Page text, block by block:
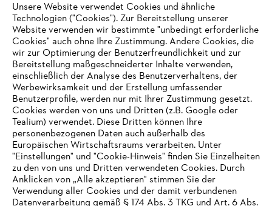
#STIHL
Unternehmen
Häufig gestellte Fragen
Unsere Website verwendet Cookies und ähnliche
Technologien ("Cookies"). Zur Bereitstellung unserer
Website verwenden wir bestimmte "unbedingt erforderliche
Cookies" auch ohne Ihre Zustimmung. Andere Cookies, die
wir zur Optimierung der Benutzerfreundlichkeit und zur
Bereitstellung maßgeschneiderter Inhalte verwenden,
einschließlich der Analyse des Benutzerverhaltens, der
Werbewirksamkeit und der Erstellung umfassender
Benutzerprofile, werden nur mit Ihrer Zustimmung gesetzt.
Cookies werden von uns und Dritten (z.B. Google oder
Tealium) verwendet. Diese Dritten können Ihre
personenbezogenen Daten auch außerhalb des
Europäischen Wirtschaftsraums verarbeiten. Unter
"Einstellungen" und "Cookie-Hinweis" finden Sie Einzelheiten
zu den von uns und Dritten verwendeten Cookies. Durch
Anklicken von „Alle akzeptieren“ stimmen Sie der
Verwendung aller Cookies und der damit verbundenen
Datenverarbeitung gemäß § 174 Abs. 3 TKG und Art. 6 Abs.